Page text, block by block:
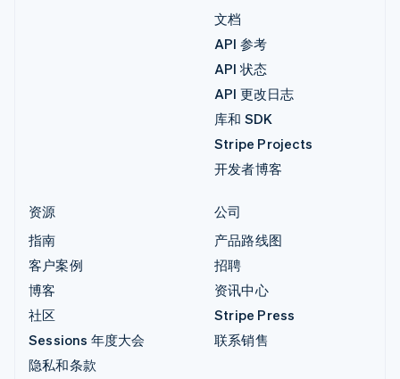
文档
API 参考
API 状态
API 更改日志
库和 SDK
Stripe Projects
开发者博客
资源
指南
客户案例
博客
社区
Sessions 年度大会
隐私和条款
公司
产品路线图
招聘
资讯中心
Stripe Press
联系销售